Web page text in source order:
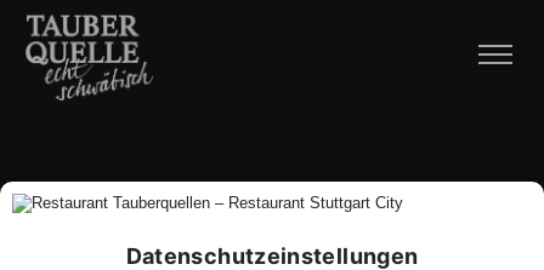
Datenschutzeinstellungen